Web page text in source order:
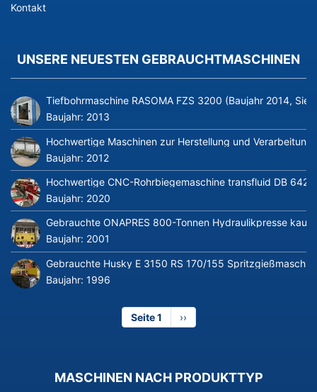
Kontakt
UNSERE NEUESTEN GEBRAUCHTMASCHINEN
Tiefbohrmaschine RASOMA FZS 3200 (Baujahr 2014,
Baujahr: 2013
Hochwertige Maschinen zur Herstellung und
Baujahr: 2012
Hochwertige CNC-Rohrbiegemaschine transfluid DB
Baujahr: 2020
Gebrauchte ONAPRES 800-Tonnen Hydraulikpresse
Baujahr: 2001
Gebrauchte Husky E 3150 RS 170/155
Baujahr: 1996
Seite 1
Nächste
Seite
››
MASCHINEN NACH PRODUKTTYP